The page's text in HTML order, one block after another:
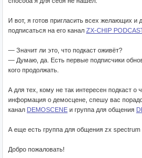
И вот, я готов пригласить всех желающих и
подписаться на его канал ZX-CHIP
— Значит ли это, что подкаст оживёт?
— Думаю, да. Есть первые подписчики
кого продолжать.
А для тех, кому не так интересен подкаст о
информация о демосцене, спешу вас
канал DEMOSCENE и группа для общения
А еще есть группа для общения zx spectrum
Добро пожаловать!